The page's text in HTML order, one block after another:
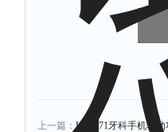
上一篇：LT-Z371牙科手机转